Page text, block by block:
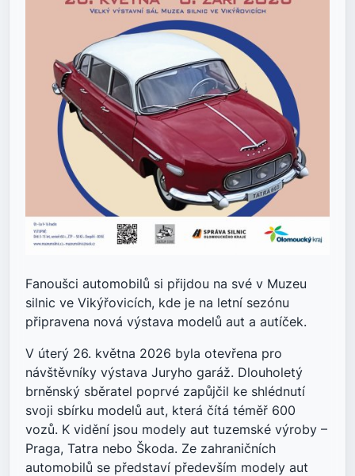
Fanoušci automobilů si přijdou na své v Muzeu
silnic ve Vikýřovicích, kde je na letní sezónu
připravena nová výstava modelů aut a autíček.
V úterý 26. května 2026 byla otevřena pro
návštěvníky výstava Juryho garáž. Dlouholetý
brněnský sběratel poprvé zapůjčil ke shlédnutí
svoji sbírku modelů aut, která čítá téměř 600
vozů. K vidění jsou modely aut tuzemské výroby –
Praga, Tatra nebo Škoda. Ze zahraničních
automobilů se představí především modely aut